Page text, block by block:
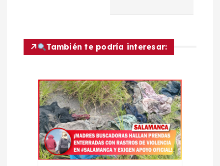
También te podría interesar: